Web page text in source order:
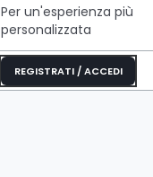
Per un'esperienza più
personalizzata
REGISTRATI / ACCEDI